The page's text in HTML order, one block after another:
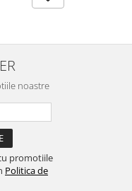
noastre
promotiile
Politica de